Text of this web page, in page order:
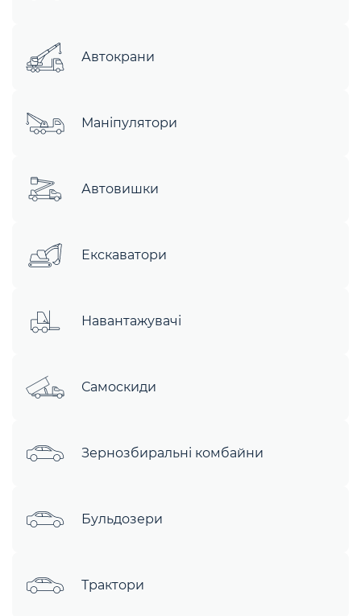
Автокрани
Маніпулятори
Автовишки
Екскаватори
Навантажувачі
Самоскиди
Зернозбиральні комбайни
Бульдозери
Трактори